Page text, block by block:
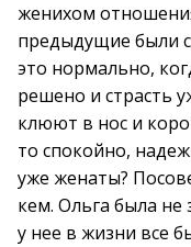
женихом
предыдущие были
это нормально,
решено и страсть
клюют в нос и
то спокойно,
уже женаты?
кем. Ольга была
у нее в жизни все